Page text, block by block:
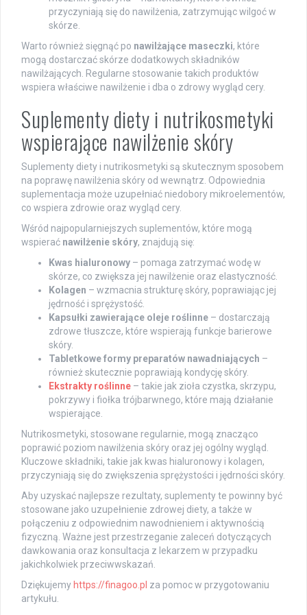
przyczyniają się do nawilżenia, zatrzymując wilgoć w
skórze.
Warto również sięgnąć po nawilżające maseczki, które
mogą dostarczać skórze dodatkowych składników
nawilżających. Regularne stosowanie takich produktów
wspiera właściwe nawilżenie i dba o zdrowy wygląd cery.
Suplementy diety i nutrikosmetyki
wspierające nawilżenie skóry
Suplementy diety i nutrikosmetyki są skutecznym sposobem
na poprawę nawilżenia skóry od wewnątrz. Odpowiednia
suplementacja może uzupełniać niedobory mikroelementów,
co wspiera zdrowie oraz wygląd cery.
Wśród najpopularniejszych suplementów, które mogą
wspierać nawilżenie skóry, znajdują się:
Kwas hialuronowy – pomaga zatrzymać wodę w
skórze, co zwiększa jej nawilżenie oraz elastyczność.
Kolagen – wzmacnia strukturę skóry, poprawiając jej
jędrność i sprężystość.
Kapsułki zawierające oleje roślinne – dostarczają
zdrowe tłuszcze, które wspierają funkcje barierowe
skóry.
Tabletkowe formy preparatów nawadniających –
również skutecznie poprawiają kondycję skóry.
Ekstrakty roślinne – takie jak zioła czystka, skrzypu,
pokrzywy i fiołka trójbarwnego, które mają działanie
wspierające.
Nutrikosmetyki, stosowane regularnie, mogą znacząco
poprawić poziom nawilżenia skóry oraz jej ogólny wygląd.
Kluczowe składniki, takie jak kwas hialuronowy i kolagen,
przyczyniają się do zwiększenia sprężystości i jędrności skóry.
Aby uzyskać najlepsze rezultaty, suplementy te powinny być
stosowane jako uzupełnienie zdrowej diety, a także w
połączeniu z odpowiednim nawodnieniem i aktywnością
fizyczną. Ważne jest przestrzeganie zaleceń dotyczących
dawkowania oraz konsultacja z lekarzem w przypadku
jakichkolwiek przeciwwskazań.
Dziękujemy https://finagoo.pl za pomoc w przygotowaniu
artykułu.